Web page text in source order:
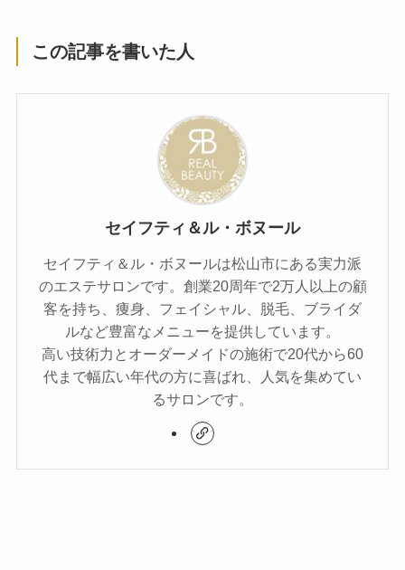
この記事を書いた人
セイフティ＆ル・ボヌール
セイフティ＆ル・ボヌールは松山市にある実力派
のエステサロンです。創業20周年で2万人以上の顧
客を持ち、痩身、フェイシャル、脱毛、ブライダ
ルなど豊富なメニューを提供しています。
高い技術力とオーダーメイドの施術で20代から60
代まで幅広い年代の方に喜ばれ、人気を集めてい
るサロンです。